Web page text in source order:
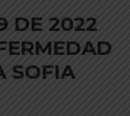
DE 2022
SOFIA